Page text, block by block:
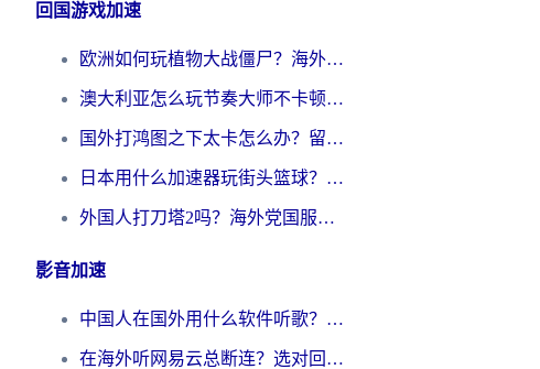
回国游戏加速
欧洲如何玩植物大战僵尸？海外党国服游戏加速避坑指南（附实测对比）
澳大利亚怎么玩节奏大师不卡顿？海外党国服游戏加速终极指南
国外打鸿图之下太卡怎么办？留学生亲测有效的国服游戏加速方案
日本用什么加速器玩街头篮球？海外党国服游戏不卡顿的终极攻略
外国人打刀塔2吗？海外党国服游戏加速避坑全攻略
影音加速
中国人在国外用什么软件听歌？别再被地域限制卡脖子，这篇教你轻松解锁国内音乐库
在海外听网易云总断连？选对回国加速器，告别地区限制和卡顿